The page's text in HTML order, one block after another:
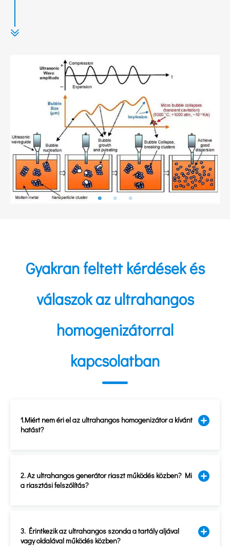
Gyakran feltett kérdések és
válaszok az ultrahangos
homogenizátorral
kapcsolatban
1.Miért nem éri el az ultrahangos homogenizátor a kívánt
hatást?
2. Az ultrahangos generátor riaszt működés közben? Mi
a riasztási felszólítás?
3. Érintkezik az ultrahangos szonda a tartály aljával
vagy oldalával működés közben?